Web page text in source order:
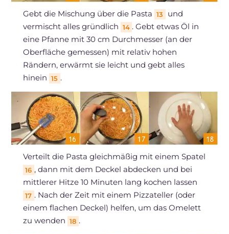
Gebt die Mischung über die Pasta 13
und
vermischt alles gründlich 14 . Gebt etwas Öl in
eine Pfanne mit 30 cm Durchmesser (an der
Oberfläche gemessen) mit relativ hohen
Rändern, erwärmt sie leicht und gebt alles
hinein 15 .
Verteilt die Pasta gleichmäßig mit einem Spatel
16 , dann mit dem Deckel abdecken und bei
mittlerer Hitze 10 Minuten lang kochen lassen
17 . Nach der Zeit mit einem Pizzateller (oder
einem flachen Deckel) helfen, um das Omelett
zu wenden 18 .